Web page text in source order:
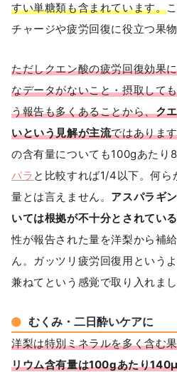
すい単糖類も含まれています。
チャージや疲労回復に役立つ果
ただしクエン酸の疲労回復効果
なデータがないこと・摂取して
う報告も多くあることから、ク
いという見解が主流ではありま
の含有量についても100gあたり
パラ と比較すれば1/4以下。何ら
量とは言えません。 アスパラギ
いては根拠が不十分とされてい
性が報告された量を洋梨から補
ん。ガッツリ疲労回復用という
兼ねてという感覚で取り入れまし
むくみ・二日酔いケアに
洋梨は特別ミネラルを多く含む
リウム含有量は100gあたり